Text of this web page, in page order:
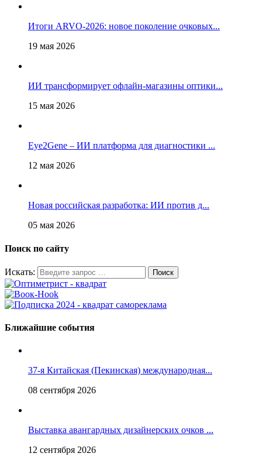
Итоги ARVO-2026: новое поколение очковых...
19 мая 2026
ИИ трансформирует офлайн‑магазины оптики...
15 мая 2026
Eye2Gene – ИИ платформа для диагностики ...
12 мая 2026
Новая российская разработка: ИИ против д...
05 мая 2026
Поиск по сайту
Искать:
Ближайшие события
37-я Китайская (Пекинская) международная...
08 сентября 2026
Выставка авангардных дизайнерских очков ...
12 сентября 2026